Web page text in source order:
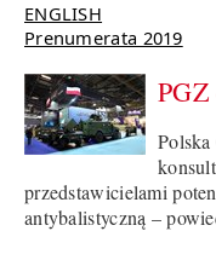
ENGLISH
Prenumerata 2019
przedstawicielami
antybalistyczną –